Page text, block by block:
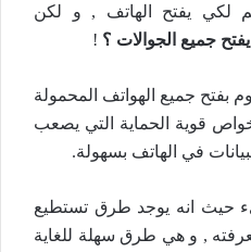
لكي يفتح الهاتف , و لكن
جميع الجوالات ؟ !
بفتح جميع الهواتف المحمولة
قوية الحماية التي يصعب
في الهاتف بسهولة.
حيث انه يوجد طرق تستطيع
, و هي طرق سهلة للغاية